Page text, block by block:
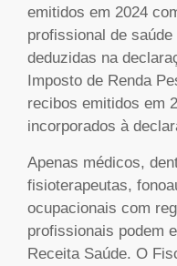
emitidos em 2024
profissional de
deduzidas na
Imposto de Renda
recibos emitidos em
incorporados à
Apenas médicos,
fisioterapeutas,
ocupacionais com
profissionais podem
Receita Saúde. O